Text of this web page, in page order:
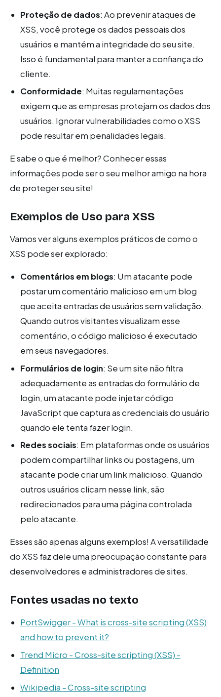
Proteção de dados: Ao prevenir ataques de
XSS, você protege os dados pessoais dos
usuários e mantém a integridade do seu site.
Isso é fundamental para manter a confiança do
cliente.
Conformidade: Muitas regulamentações
exigem que as empresas protejam os dados dos
usuários. Ignorar vulnerabilidades como o XSS
pode resultar em penalidades legais.
E sabe o que é melhor? Conhecer essas
informações pode ser o seu melhor amigo na hora
de proteger seu site!
Exemplos de Uso para XSS
Vamos ver alguns exemplos práticos de como o
XSS pode ser explorado:
Comentários em blogs: Um atacante pode
postar um comentário malicioso em um blog
que aceita entradas de usuários sem validação.
Quando outros visitantes visualizam esse
comentário, o código malicioso é executado
em seus navegadores.
Formulários de login: Se um site não filtra
adequadamente as entradas do formulário de
login, um atacante pode injetar código
JavaScript que captura as credenciais do usuário
quando ele tenta fazer login.
Redes sociais: Em plataformas onde os usuários
podem compartilhar links ou postagens, um
atacante pode criar um link malicioso. Quando
outros usuários clicam nesse link, são
redirecionados para uma página controlada
pelo atacante.
Esses são apenas alguns exemplos! A versatilidade
do XSS faz dele uma preocupação constante para
desenvolvedores e administradores de sites.
Fontes usadas no texto
PortSwigger - What is cross-site scripting (XSS)
and how to prevent it?
Trend Micro - Cross-site scripting (XSS) -
Definition
Wikipedia - Cross-site scripting